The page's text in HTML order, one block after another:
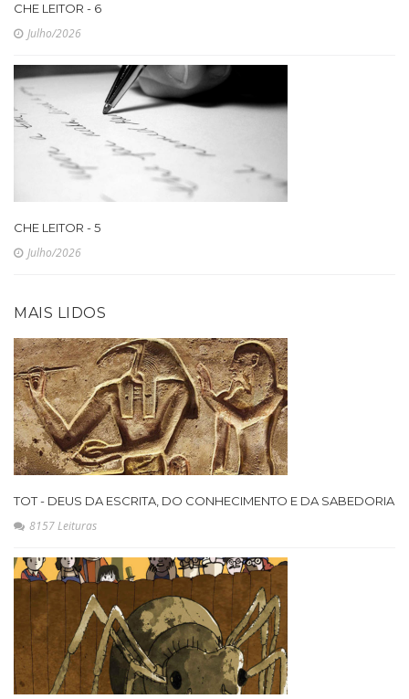
CHE LEITOR - 6
Julho/2026
CHE LEITOR - 5
Julho/2026
MAIS LIDOS
TOT - DEUS DA ESCRITA, DO CONHECIMENTO E DA SABEDORIA
8157 Leituras